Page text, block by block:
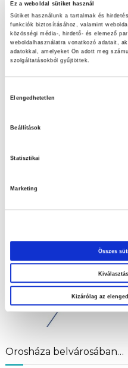
Ez a weboldal sütiket használ
Sütiket használunk a tartalmak és
funkciók biztosításához, valamint
közösségi média-, hirdető- és elemező
weboldalhasználatra vonatkozó adatait,
adatokkal, amelyeket Ön adott meg
szolgáltatásokból gyűjtöttek.
Elengedhetetlen
Beállítások
Statisztikai
Marketing
Összes
Kizárólag az
LET’S DOIT ajánlataink
Nézd meg aktuális
A tiszta medence élménye –
Orosháza belvárosában…